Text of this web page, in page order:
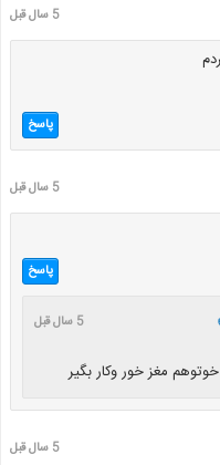
5 سال قبل
پاسخ
5 سال قبل
پاسخ
5 سال قبل
مغز خور وکار بگیر
5 سال قبل